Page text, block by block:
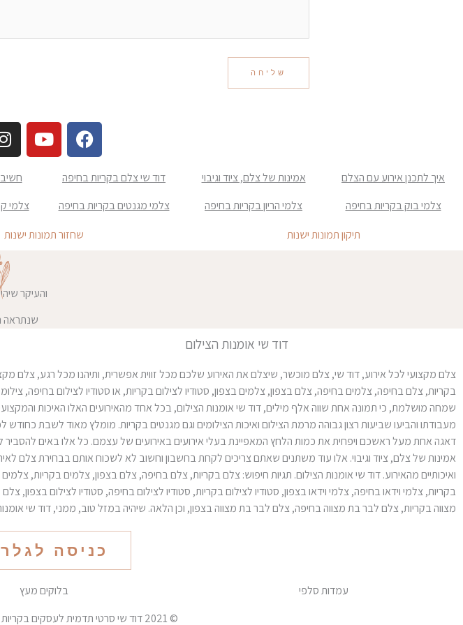
F
a
c
e
b
o
o
Y
o
u
e
I
r
איך לתכנן אירוע עם הצלם אמינות של צלם, ציוד וגיבוי דוד שי צלם בקריות בחיפה
צלמי בוק בקריות בחיפה
צלמי הריון בקריות בחיפה צלמי מגנטים בקריות בחיפה צלמי
תיקון תמונות ישנות
שחזור תמונות ישנות
והעיקר
שנתראה
דוד שי אומנות הצילום
צלם מקצועי לכל אירוע, דוד שי, צלם מוכשר, שיצלם את האירוע שלכם מכל זווית אפשרית, ותיהנו מכל רגע, צלם
בקריות, צלם בחיפה, צלמים בחיפה, צלם בצפון, צלמים בצפון, סטודיו לצילום בקריות, או סטודיו לצילום בחיפה,
שמחה מושלמת, כי תמונה אחת שווה אלף מילים, דוד שי אומנות הצילום, בכל אחד מהאירועים האלו האיכות
מעבודתו והביעו שביעות רצון גבוהה מרמת הצילום ואיכות הצילומים וגם מגנטים בקריות. מומלץ מאוד לשבת
דאגה אחת מעל ראשכם ויפחית את כמות הלחץ המאפיינת בעלי אירועים באירועים של עצמם. כל אלו באים
אמינות של צלם, ציוד וגיבוי. אלו עוד משתנים שאתם צריכים לקחת בחשבון וחשוב לא לשכוח אותם בבחירת צלם
ואיכותיים מהאירוע. דוד שי אומנות הצילום. תגיות חיפוש: צלם בקריות, צלם בחיפה, צלם בצפון, צלמים בקריות,
בקריות, צלמי וידאו בחיפה, צלמי וידאו בצפון, סטודיו לצילום בקריות, סטודיו לצילום בחיפה, סטודיו לצילום
מצווה בקריות, צלם לבר בת מצווה בחיפה, צלם לבר בת מצווה בצפון, וכן הלאה. שיהיה במזל טוב, ממני, דוד שי
כניסה
עמדות סלפי בלוקים מעץ
© 2021 דוד שי סרטי תדמית לעסקים בקריות בחיפה 052-6620404